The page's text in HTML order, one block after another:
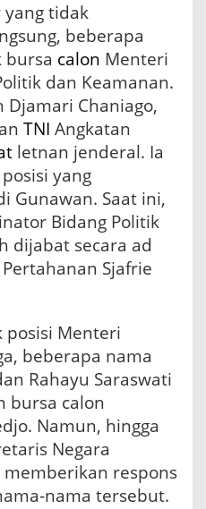
tidak
beberapa
bursa calon Menteri
dan Keamanan.
Djamari Chaniago,
TNI Angkatan
letnan jenderal. Ia
yang
Gunawan. Saat ini,
Bidang Politik
dijabat secara ad
Sjafrie
posisi Menteri
beberapa nama
Rahayu Saraswati
bursa calon
Namun, hingga
Negara
respons
nama tersebut.